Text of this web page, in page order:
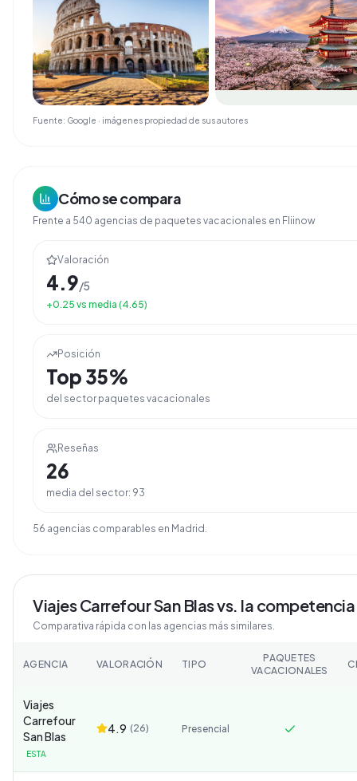
Fuente: Google · imágenes propiedad de sus autores
Cómo se compara
Frente a 540 agencias de paquetes vacacionales en Fliinow
Valoración
4.9/5
+0.25 vs media (4.65)
Posición
Top 35%
del sector paquetes vacacionales
Reseñas
26
media del sector: 93
56 agencias comparables en Madrid
Viajes Carrefour San Blasvs. la competencia
Comparativa rápida con las agencias más similares.
AGENCIA VALORACIÓN TIPO
PAQUETES
VACACIONALES
Viajes
Carrefour
San Blas
ESTA
4.9 (26) Presencial